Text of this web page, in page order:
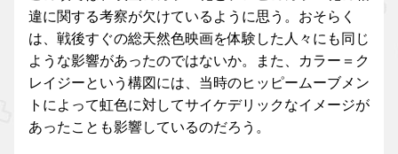
違に関する考察が欠けているように思う。おそらく
は、戦後すぐの総天然色映画を体験した人々にも同じ
ような影響があったのではないか。また、カラー＝ク
レイジーという構図には、当時のヒッピームーブメン
トによって虹色に対してサイケデリックなイメージが
あったことも影響しているのだろう。